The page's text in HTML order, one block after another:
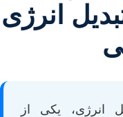
انرژی
انرژی، یکی از